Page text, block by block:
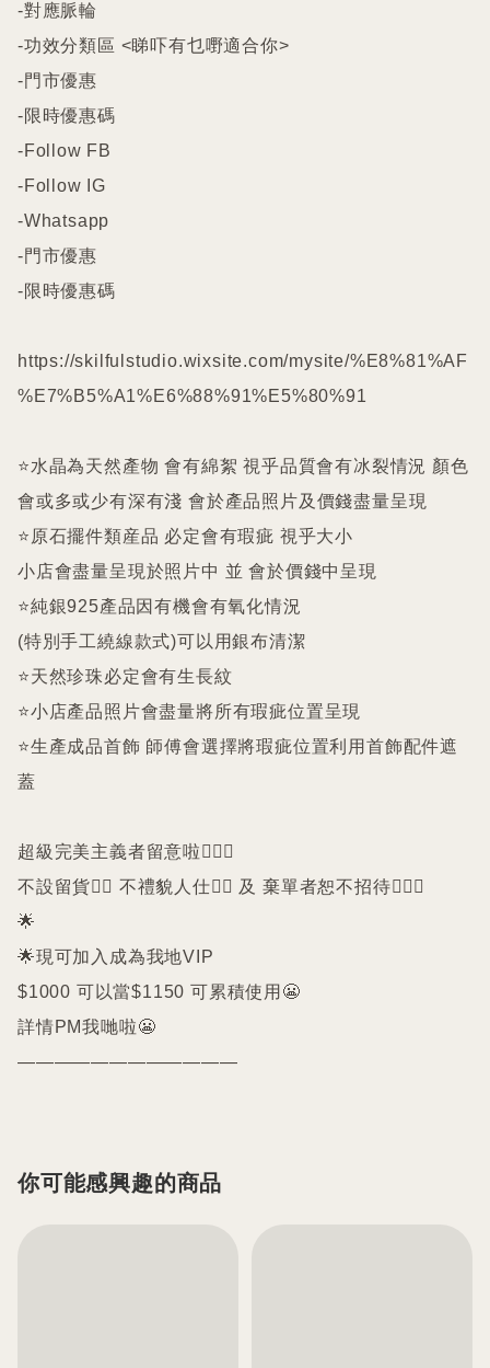
-對應脈輪
-功效分類區 <睇吓有乜嘢適合你>
-門市優惠
-限時優惠碼
-Follow FB
-Follow IG
-Whatsapp
-門市優惠
-限時優惠碼
https://skilfulstudio.wixsite.com/mysite/%E8%81%AF
%E7%B5%A1%E6%88%91%E5%80%91
⭐️水晶為天然產物 會有綿絮 視乎品質會有冰裂情況 顏色
會或多或少有深有淺 會於產品照片及價錢盡量呈現
⭐️原石擺件類産品 必定會有瑕疵 視乎大小
小店會盡量呈現於照片中 並 會於價錢中呈現
⭐️純銀925產品因有機會有氧化情況
(特別手工繞線款式)可以用銀布清潔
⭐️天然珍珠必定會有生長紋
⭐️小店產品照片會盡量將所有瑕疵位置呈現
⭐️生產成品首飾 師傅會選擇將瑕疵位置利用首飾配件遮
蓋
超級完美主義者留意啦🙇🏻‍♀️
不設留貨🙅‍♀️ 不禮貌人仕🙅‍♀️ 及 棄單者恕不招待🙇🏻‍♀️
🌟
🌟現可加入成為我地VIP
$1000 可以當$1150 可累積使用😬
詳情PM我哋啦😬
————————————
你可能感興趣的商品